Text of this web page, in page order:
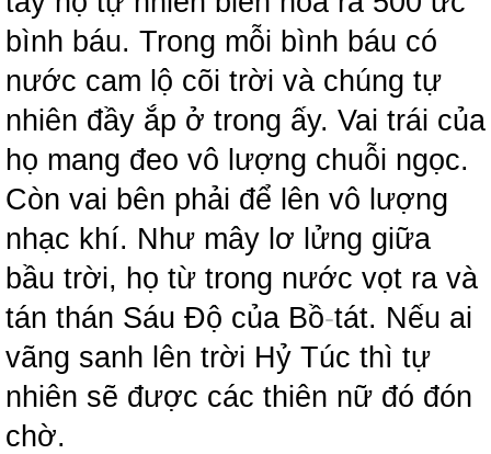
bình báu. Trong mỗi bình báu có
nước cam lộ cõi trời và chúng tự
nhiên đầy ắp ở trong ấy. Vai trái của
họ mang đeo vô lượng chuỗi ngọc.
Còn vai bên phải để lên vô lượng
nhạc khí. Như mây lơ lửng giữa
bầu trời, họ từ trong nước vọt ra và
tán thán Sáu Độ của Bồ-tát. Nếu ai
vãng sanh lên trời Hỷ Túc thì tự
nhiên sẽ được các thiên nữ đó đón
chờ.